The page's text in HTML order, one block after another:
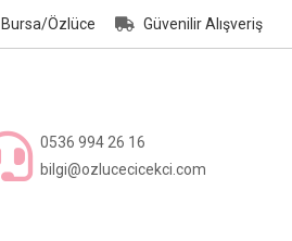
Bursa/Özlüce Güvenilir Alışveriş
0536 994 26 16
bilgi@ozlucecicekci.com